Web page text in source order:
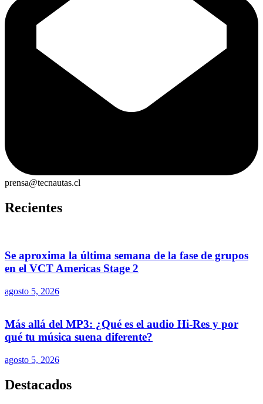
prensa@tecnautas.cl
Recientes
Se aproxima la última semana de la fase de grupos
en el VCT Americas Stage 2
agosto 5, 2026
Más allá del MP3: ¿Qué es el audio Hi-Res y por
qué tu música suena diferente?
agosto 5, 2026
Destacados